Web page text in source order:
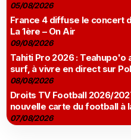
05/08/2026
France 4 diffuse le concert
La 1ère – On Air
09/08/2026
Tahiti Pro 2026 :
surf, à vivre en direct sur
08/08/2026
Droits TV Football 2026/
nouvelle carte du football à
07/08/2026